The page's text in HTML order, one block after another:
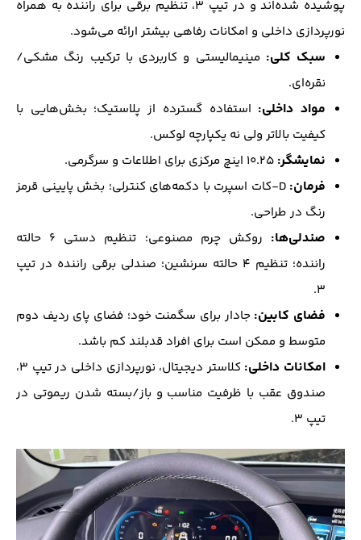
پوشیده شده‌اند و در تیپ ۳، تنظیم برقی برای راننده به همراه
نورپردازی داخلی و امکانات رفاهی بیشتر ارائه می‌شود.
سبک کلی: مینیمالیستی و کاربردی با ترکیب رنگ مشکی/
نقره‌ای.
مواد داخلی: استفاده گسترده از پلاستیک؛ بخش‌هایی با
کیفیت بالاتر ولی نه یکپارچه لوکس.
نمایشگر:
فرمان:
D‑کات اسپرت با دکمه‌های کنترلی؛ بخش پایینی قرمز
رنگ در طراحی.
صندلی‌ها:
روکش چرم مصنوعی؛ تنظیم دستی ۶ حالته
راننده؛ تنظیم ۴ حالته سرنشین؛ صندلی برقی راننده در تیپ
۳.
فضای کابین: جادار برای سگمنت خود؛ فضای پای ردیف دوم
متوسط و ممکن است برای افراد قدبلند کم باشد.
امکانات داخلی:
کلاستر دیجیتال، نورپردازی داخلی در تیپ ۳،
صندوق عقب با ظرفیت مناسب و باز/بسته شدن ریموتی در
تیپ ۳.